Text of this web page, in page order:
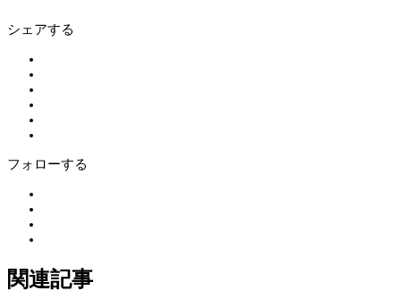
シェアする
フォローする
関連記事